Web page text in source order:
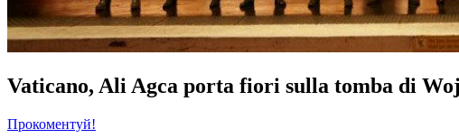
Vaticano, Ali Agca porta fiori sulla tomba di
Прокоментуй!